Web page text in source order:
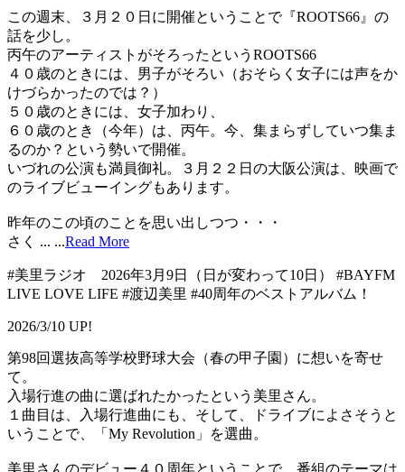
この週末、３月２０日に開催ということで『ROOTS66』の
話を少し。
丙午のアーティストがそろったというROOTS66
４０歳のときには、男子がそろい（おそらく女子には声をか
けづらかったのでは？）
５０歳のときには、女子加わり、
６０歳のとき（今年）は、丙午。今、集まらずしていつ集ま
るのか？という勢いで開催。
いづれの公演も満員御礼。３月２２日の大阪公演は、映画で
のライブビューイングもあります。
昨年のこの頃のことを思い出しつつ・・・
さく ... ...Read More
#美里ラジオ 2026年3月9日（日が変わって10日） #BAYFM
LIVE LOVE LIFE #渡辺美里 #40周年のベストアルバム！
2026/3/10 UP!
第98回選抜高等学校野球大会（春の甲子園）に想いを寄せ
て。
入場行進の曲に選ばれたかったという美里さん。
１曲目は、入場行進曲にも、そして、ドライブによさそうと
いうことで、「My Revolution」を選曲。